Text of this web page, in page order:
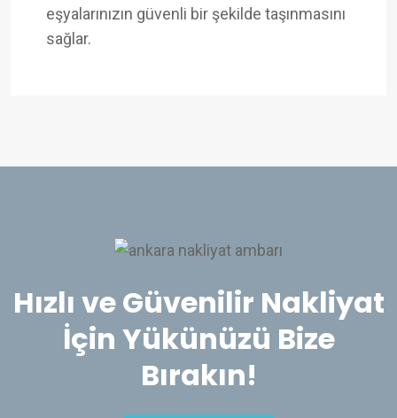
eşyalarınızın güvenli bir şekilde taşınmasını
sağlar.
Hızlı ve Güvenilir Nakliyat
İçin Yükünüzü Bize
Bırakın!